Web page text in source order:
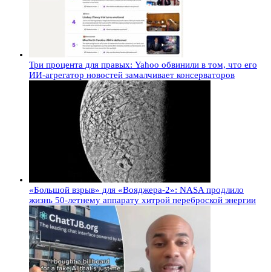
Три процента для правых: Yahoo обвинили в том, что его
ИИ-агрегатор новостей замалчивает консерваторов
«Большой взрыв» для «Вояджера-2»: NASA продлило
жизнь 50-летнему аппарату хитрой переброской энергии